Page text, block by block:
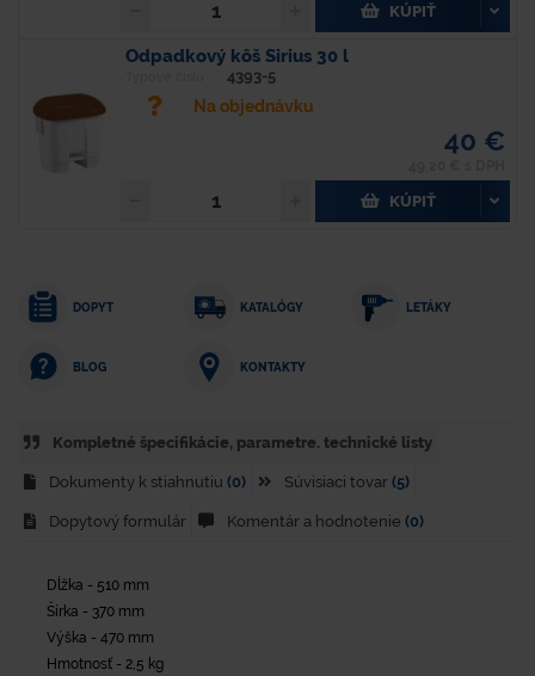
KÚPIŤ
Odpadkový kôš Sirius 30 l
4393-5
Na objednávku
40 €
KÚPIŤ
DOPYT KATALÓGY LETÁKY
BLOG KONTAKTY
Kompletné špecifikácie, parametre. technické listy
Dokumenty k stiahnutiu (0) Súvisiaci tovar (5)
Dopytový formulár Komentár a hodnotenie (0)
Dĺžka - 510 mm
Šírka - 370 mm
Výška - 470 mm
Hmotnosť - 2,5 kg